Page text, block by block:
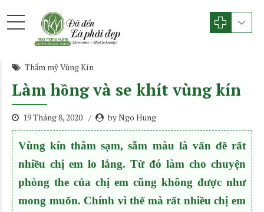
Thẩm mỹ Vùng Kín
Làm hồng và se khít vùng kín
19 Tháng 8, 2020 by Ngo Hung
Vùng kín thâm sạm, sẫm màu là vấn đề rất
nhiều chị em lo lắng. Từ đó làm cho chuyện
phòng the của chị em cũng không được như
mong muốn. Chính vì thế mà rất nhiều chị em